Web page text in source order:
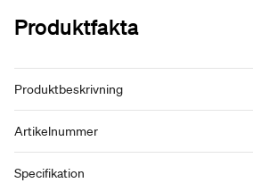
Produktfakta
Produktbeskrivning
Artikelnummer
Specifikation